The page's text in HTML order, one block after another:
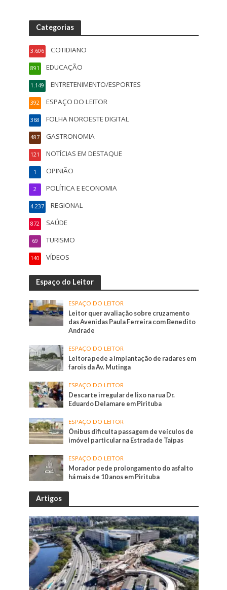
Categorias
COTIDIANO
3.606
EDUCAÇÃO
891
ENTRETENIMENTO/ESPORTES
1.149
ESPAÇO DO LEITOR
392
FOLHA NOROESTE DIGITAL
368
GASTRONOMIA
487
NOTÍCIAS EM DESTAQUE
121
OPINIÃO
1
POLÍTICA E ECONOMIA
2
REGIONAL
4.237
SAÚDE
872
TURISMO
69
VÍDEOS
140
Espaço do Leitor
ESPAÇO DO LEITOR
Leitor quer avaliação sobre cruzamento
das Avenidas Paula Ferreira com Benedito
Andrade
ESPAÇO DO LEITOR
Leitora pede a implantação de radares em
farois da Av. Mutinga
ESPAÇO DO LEITOR
Descarte irregular de lixo na rua Dr.
Eduardo Delamare em Pirituba
ESPAÇO DO LEITOR
Ônibus dificulta passagem de veículos de
imóvel particular na Estrada de Taipas
ESPAÇO DO LEITOR
Morador pede prolongamento do asfalto
há mais de 10 anos em Pirituba
Artigos